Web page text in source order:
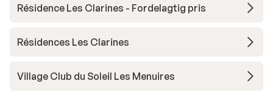
Résidence Les Clarines - Fordelagtig pris
Résidences Les Clarines
Village Club du Soleil Les Menuires